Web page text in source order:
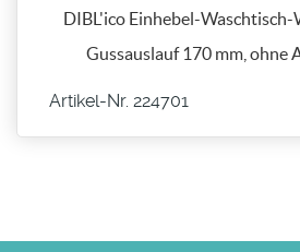
DIBL'ico Einhebel-
Gussauslauf 170 mm, ohne
Artikel-Nr. 224701